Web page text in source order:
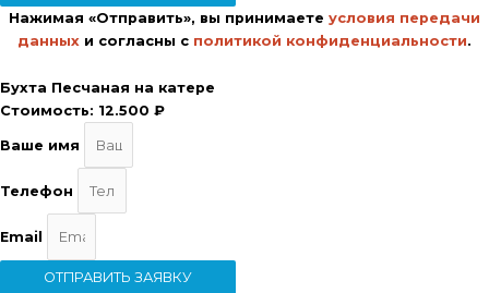
Нажимая «Отправить», вы принимаете условия передачи
данных и согласны с политикой конфиденциальности.
Бухта Песчаная на катере
Стоимость: 12.500 ₽
Ваше имя
Телефон
Email
ОТПРАВИТЬ ЗАЯВКУ